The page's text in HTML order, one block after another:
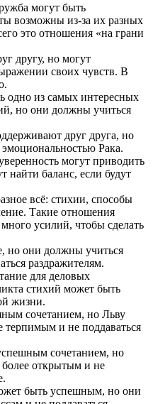
могут быть
возможны из-за их разных
это отношения «на грани
другу, но могут
своих чувств. В
одно из самых интересных
но они должны учиться
друг друга, но
Рака.
могут приводить
найти баланс, если будут
всё: стихии, способы
Такие отношения
усилий, чтобы сделать
но они должны учиться
раздражителям.
для деловых
стихий может быть
жизни.
сочетанием, но Льву
терпимым и не поддаваться
сочетанием, но
более открытым и не
быть успешным, но они